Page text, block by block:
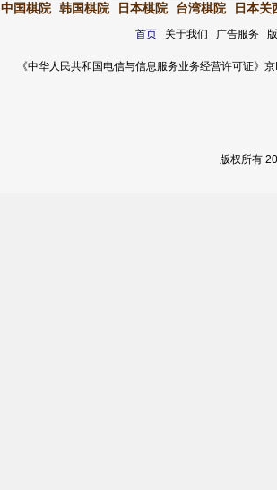
中国棋院 韩国棋院 日本棋院 台湾棋院 日本关
首页关于我们 广告服务
《中华人民共和国电信与信息服务业务经营许可证
版权所有